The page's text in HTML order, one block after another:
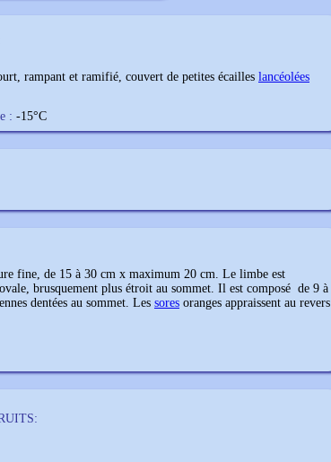
rampant et ramifié, couvert de petites écailles lancéolées
: -15°C
fine, de 15 à 30 cm x maximum 20 cm. Le limbe est
brusquement plus étroit au sommet. Il est composé de 9 à
dentées au sommet. Les sores oranges appraissent au revers